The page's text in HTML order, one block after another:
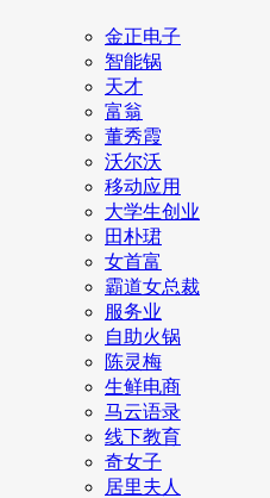
金正电子
智能锅
天才
富翁
董秀霞
沃尔沃
移动应用
大学生创业
田朴珺
女首富
霸道女总裁
服务业
自助火锅
陈灵梅
生鲜电商
马云语录
线下教育
奇女子
居里夫人